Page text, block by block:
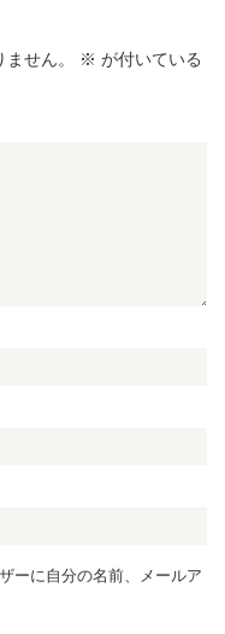
せん。 ※ が付いている
ーに自分の名前、メールア